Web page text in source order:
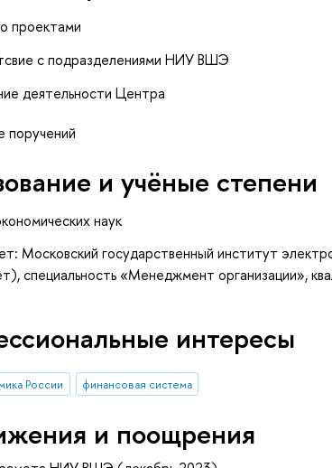
проектами
с подразделениями НИУ ВШЭ
деятельности Центра
поручений
и учёные степени
наук
Московский государственный институт
специальность «Менеджмент организации»,
интересы
России финансовая система
и поощрения